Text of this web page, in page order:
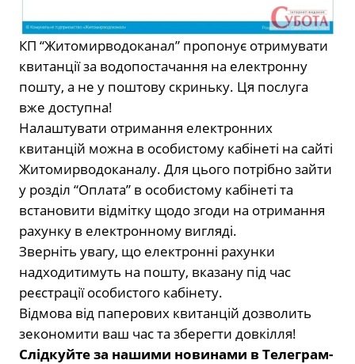
КП “Житомирводоканал” пропонує отримувати
квитанції за водопостачання на електронну
пошту, а не у поштову скриньку. Ця послуга
вже доступна!
Налаштувати отримання електронних
квитанцій можна в особистому кабінеті на сайті
Житомирводоканалу. Для цього потрібно зайти
у розділ “Оплата” в особистому кабінеті та
встановити відмітку щодо згоди на отримання
рахунку в електронному вигляді.
Зверніть увагу, що електронні рахунки
надходитимуть на пошту, вказану під час
реєстрації особистого кабінету.
Відмова від паперових квитанцій дозволить
зекономити ваш час та зберегти довкілля!
Слідкуйте за нашими новинами в Телеграм-